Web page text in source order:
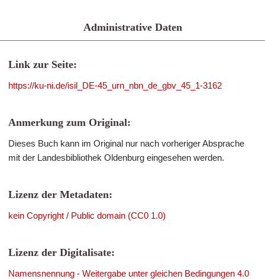
Administrative Daten
Link zur Seite:
https://ku-ni.de/isil_DE-45_urn_nbn_de_gbv_45_1-3162
Anmerkung zum Original:
Dieses Buch kann im Original nur nach vorheriger Absprache
mit der Landesbibliothek Oldenburg eingesehen werden.
Lizenz der Metadaten:
kein Copyright / Public domain (CC0 1.0)
Lizenz der Digitalisate:
Namensnennung - Weitergabe unter gleichen Bedingungen 4.0